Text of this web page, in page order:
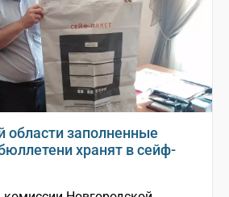
области заполненные
хранят в сейф-